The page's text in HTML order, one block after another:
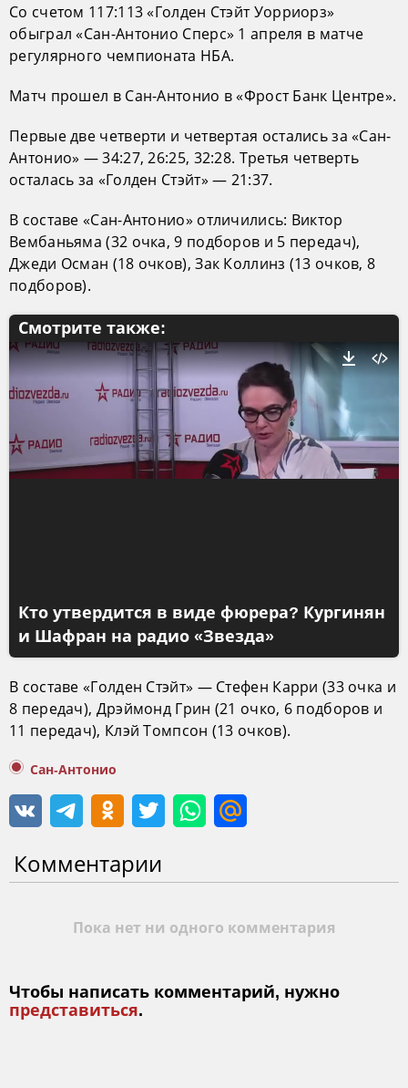
Со счетом 117:113 «Голден Стэйт Уорриорз»
обыграл «Сан-Антонио Сперс» 1 апреля в матче
регулярного чемпионата НБА.
Матч прошел в Сан-Антонио в «Фрост Банк Центре».
Первые две четверти и четвертая остались за «Сан-
Антонио» — 34:27, 26:25, 32:28. Третья четверть
осталась за «Голден Стэйт» — 21:37.
В составе «Сан-Антонио» отличились: Виктор
Вембаньяма (32 очка, 9 подборов и 5 передач),
Джеди Осман (18 очков), Зак Коллинз (13 очков, 8
подборов).
Смотрите также:
Кто утвердится в виде фюрера? Кургинян
и Шафран на радио «Звезда»
В составе «Голден Стэйт» — Стефен Карри (33 очка и
8 передач), Дрэймонд Грин (21 очко, 6 подборов и
11 передач), Клэй Томпсон (13 очков).
Сан-Антонио
Комментарии
Пока нет ни одного комментария
Чтобы написать комментарий, нужно
представиться.